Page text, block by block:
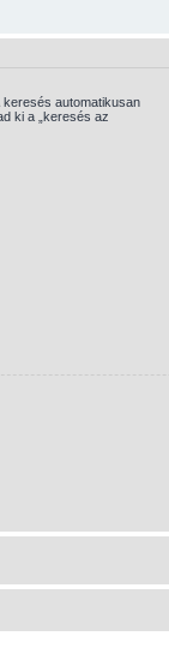
automatikusan
ki a „keresés az